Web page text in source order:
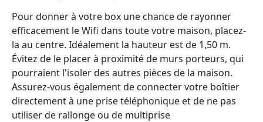
Pour donner à votre box une chance de rayonner
efficacement le Wifi dans toute votre maison, placez-
la au centre. Idéalement la hauteur est de 1,50 m.
Évitez de le placer à proximité de murs porteurs, qui
pourraient l'isoler des autres pièces de la maison.
Assurez-vous également de connecter votre boîtier
directement à une prise téléphonique et de ne pas
utiliser de rallonge ou de multiprise